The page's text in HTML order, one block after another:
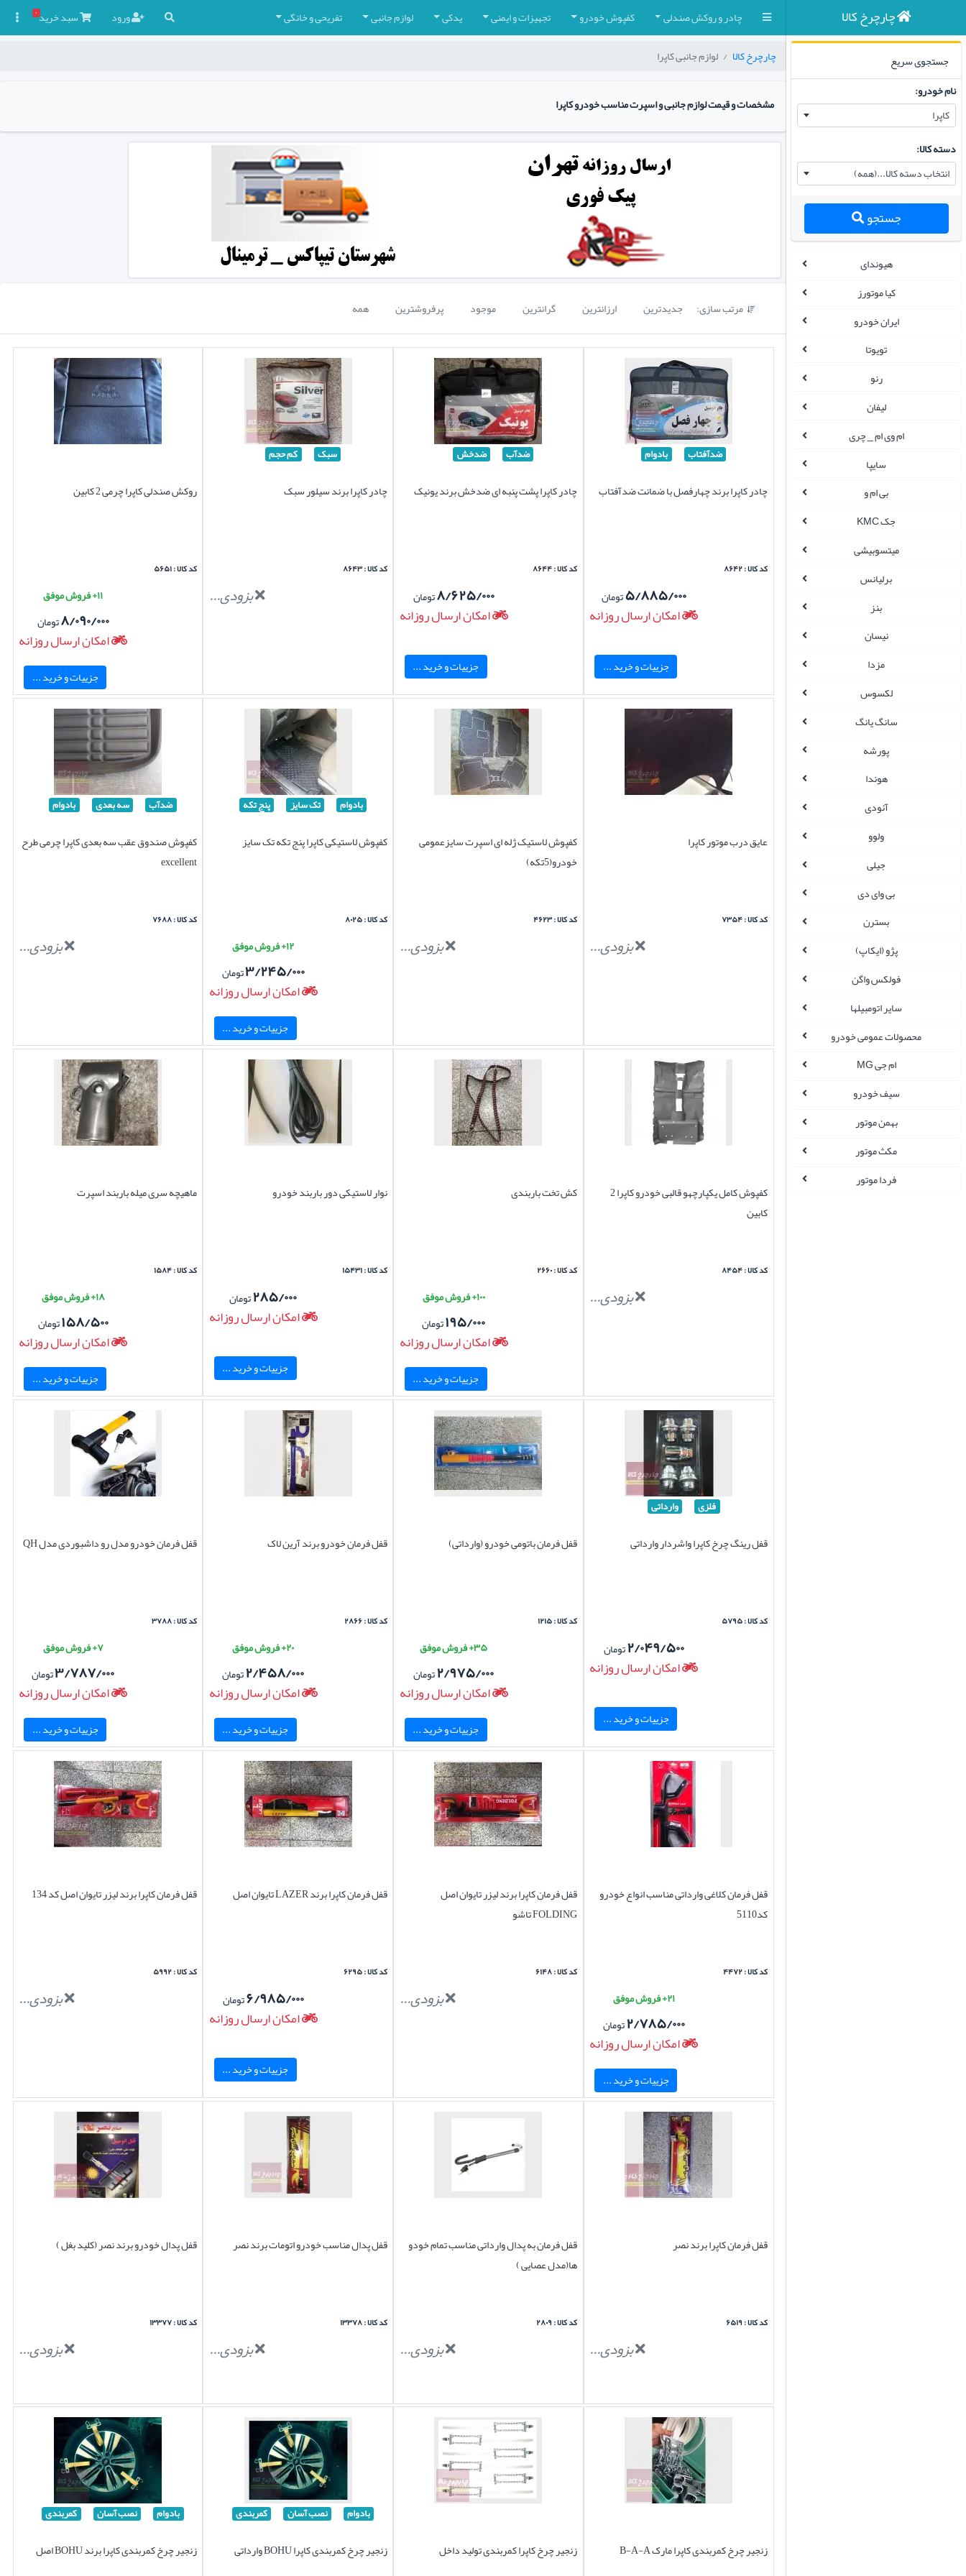
چادر و روکش صندلی کفپوش خودرو تجهیزات و ایمنی یدکی لوازم جانبی تفریحی و خانگی ورود سبدخرید۰ چارچرخ کالا
جستجوی سریع
نام خودرو:
کاپرا
دسته کالا:
انتخاب دسته کالا...(همه)
جستجو
هیوندای
کیا موتورز
ایران خودرو
تویوتا
رنو
لیفان
ام وی ام _ چری
سایپا
بی ام و
جک KMC
میتسوبیشی
برلیانس
بنز
نیسان
مزدا
لکسوس
سانگ یانگ
پورشه
هوندا
آئودی
ولوو
جیلی
بی وای دی
بسترن
پژو (ایکاپ)
فولکس واگن
سایر اتومبیلها
محصولات عمومی خودرو
ام جی MG
سیف خودرو
بهمن موتور
مکث موتور
فردا موتور
چارچرخ کالا لوازم جانبی کاپرا
مشخصات و قیمت لوازم جانبی و اسپرت مناسب خودرو کاپرا
 مرتب سازی: جدیدترین ارزانترین گرانترین موجود پرفروشترین همه
ضدآفتاب بادوام
چادر کاپرا برند چهارفصل با ضمانت ضدآفتاب
کد کالا : ۸۶۴۲
۵/۸۸۵/۰۰۰تومان
امکان ارسال روزانه
جزییات و خرید ...
ضدآب ضدخش
چادر کاپرا پشت پنبه ای ضدخش برند یونیک
کد کالا : ۸۶۴۴
۸/۶۲۵/۰۰۰تومان
امکان ارسال روزانه
جزییات و خرید ...
سبک کم حجم
چادر کاپرا برند سیلور سبک
کد کالا : ۸۶۴۳
بزودی...
روکش صندلی کاپرا چرمی 2 کابین
کد کالا : ۵۶۵۱
۱۱+ فروش موفق
۸/۰۹۰/۰۰۰تومان
امکان ارسال روزانه
جزییات و خرید ...
عایق درب موتور کاپرا
کد کالا : ۷۳۵۴
بزودی...
کفپوش لاستیک ژله ای اسپرت سایزعمومی
خودرو(5تکه)
کد کالا : ۴۶۲۳
بزودی...
بادوام تک سایز پنج تکه
کفپوش لاستیکی کاپرا پنج تکه تک سایز
کد کالا : ۸۰۲۵
۱۲+ فروش موفق
۳/۲۴۵/۰۰۰تومان
امکان ارسال روزانه
جزییات و خرید ...
ضدآب سه بعدی بادوام
کفپوش صندوق عقب سه بعدی کاپرا چرمی طرح
excellent
کد کالا : ۷۶۸۸
بزودی...
کفپوش کامل یکپارچهو قالبی خودرو کاپرا 2
کابین
کد کالا : ۸۴۵۴
بزودی...
کش تخت باربندی
کد کالا : ۲۶۶۰
۱۰۰+ فروش موفق
۱۹۵/۰۰۰تومان
امکان ارسال روزانه
جزییات و خرید ...
نوار لاستیکی دور باربند خودرو
کد کالا : ۱۵۴۳۱
۲۸۵/۰۰۰تومان
امکان ارسال روزانه
جزییات و خرید ...
ماهیچه سری میله باربند اسپرت
کد کالا : ۱۵۸۴
۱۸+ فروش موفق
۱۵۸/۵۰۰تومان
امکان ارسال روزانه
جزییات و خرید ...
فلزی وارداتی
قفل رینگ چرخ کاپرا واشردار وارداتی
کد کالا : ۵۷۹۵
۲/۰۴۹/۵۰۰تومان
امکان ارسال روزانه
جزییات و خرید ...
قفل فرمان باتومی خودرو (وارداتی)
کد کالا : ۱۲۱۵
۳۵+ فروش موفق
۲/۹۷۵/۰۰۰تومان
امکان ارسال روزانه
جزییات و خرید ...
قفل فرمان خودرو برند آرین لاک
کد کالا : ۲۸۶۶
۲۰+ فروش موفق
۲/۴۵۸/۰۰۰تومان
امکان ارسال روزانه
جزییات و خرید ...
قفل فرمان خودرو مدل رو داشبوردی مدل QH
کد کالا : ۳۷۸۸
۷+ فروش موفق
۳/۷۸۷/۰۰۰تومان
امکان ارسال روزانه
جزییات و خرید ...
قفل فرمان کلاغی وارداتی مناسب انواع خودرو
کد5110
کد کالا : ۴۴۷۲
۲۱+ فروش موفق
۲/۷۸۵/۰۰۰تومان
امکان ارسال روزانه
جزییات و خرید ...
قفل فرمان کاپرا برند لیزر تایوان اصل
FOLDING تاشو
کد کالا : ۶۱۴۸
بزودی...
قفل فرمان کاپرا برند LAZER تایوان اصل
کد کالا : ۶۲۹۵
۶/۹۸۵/۰۰۰تومان
امکان ارسال روزانه
جزییات و خرید ...
قفل فرمان کاپرا برند لیزر تایوان اصل کد 134
کد کالا : ۵۹۹۲
بزودی...
قفل فرمان کاپرا برند نصر
کد کالا : ۶۵۱۹
بزودی...
قفل فرمان به پدال وارداتی مناسب تمام خودو
ها(مدل عصایی )
کد کالا : ۲۸۰۹
بزودی...
قفل پدال مناسب خودرو اتومات برند نصر
کد کالا : ۱۳۳۷۸
بزودی...
قفل پدال خودرو برند نصر (کلید بغل )
کد کالا : ۱۳۳۷۷
بزودی...
زنجیر چرخ کمربندی کاپرا مارک B-A-A زنجیر چرخ کاپرا کمربندی تولید داخل
بادوام نصب آسان کمربندی
زنجیر چرخ کمربندی کاپرا BOHU وارداتی
بادوام نصب آسان کمربندی
زنجیر چرخ کمربندی کاپرا برند BOHU اصل